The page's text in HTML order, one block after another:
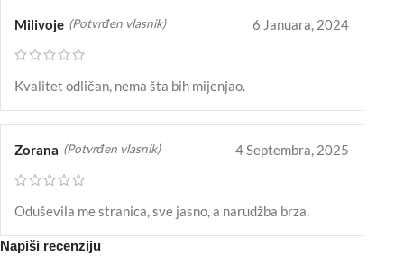
Milivoje (Potvrđen vlasnik) 6 Januara, 2024
Kvalitet odličan, nema šta bih mijenjao.
Zorana (Potvrđen vlasnik) 4 Septembra, 2025
Oduševila me stranica, sve jasno, a narudžba brza.
Napiši recenziju